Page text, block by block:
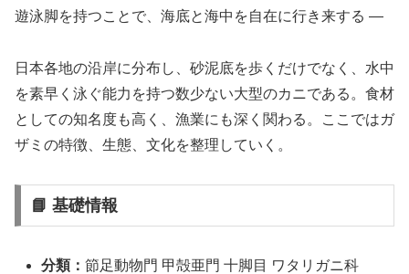
遊泳脚を持つことで、海底と海中を自在に行き来する ―
日本各地の沿岸に分布し、砂泥底を歩くだけでなく、水中
を素早く泳ぐ能力を持つ数少ない大型のカニである。食材
としての知名度も高く、漁業にも深く関わる。ここではガ
ザミの特徴、生態、文化を整理していく。
📘 基礎情報
分類：節足動物門 甲殻亜門 十脚目 ワタリガニ科